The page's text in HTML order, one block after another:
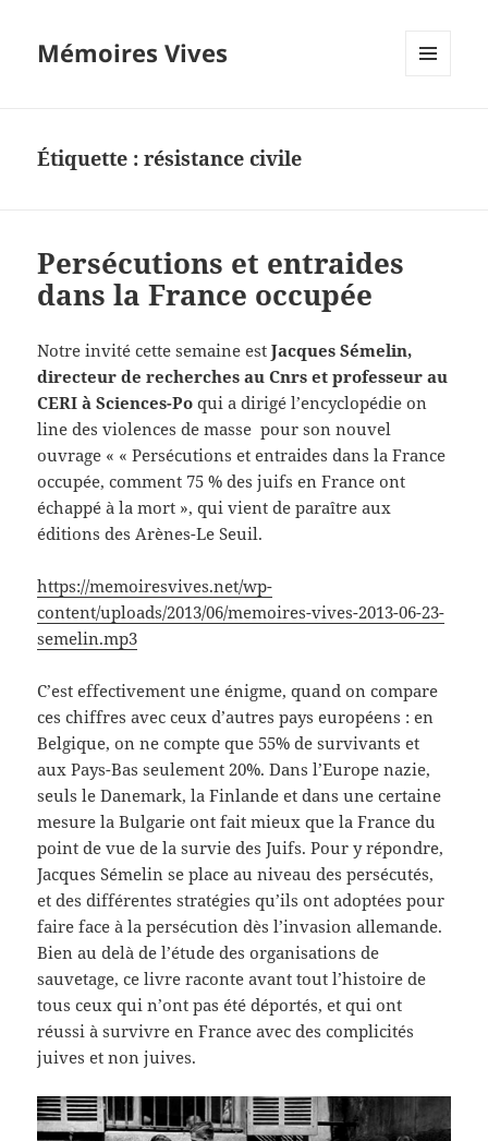
Mémoires Vives
Étiquette :résistance civile
Persécutions et entraides
dans la France occupée
Notre invité cette semaine estJacques Sémelin,
directeur de recherches au Cnrs et professeur au
CERI à Sciences-Po qui a dirigé l’encyclopédie on
line des violences de masse pour son nouvel
ouvrage « « Persécutions et entraides dans la France
occupée, comment 75 % des juifs en France ont
échappé à la mort », qui vient de paraître aux
éditions des Arènes-Le Seuil.
https://memoiresvives.net/wp-
content/uploads/2013/06/memoires-vives-2013-06-23-
semelin.mp3
C’est effectivement une énigme, quand on compare
ces chiffres avec ceux d’autres pays européens : en
Belgique, on ne compte que 55% de survivants et
aux Pays-Bas seulement 20%. Dans l’Europe nazie,
seuls le Danemark, la Finlande et dans une certaine
mesure la Bulgarie ont fait mieux que la France du
point de vue de la survie des Juifs. Pour y répondre,
Jacques Sémelin se place au niveau des persécutés,
et des différentes stratégies qu’ils ont adoptées pour
faire face à la persécution dès l’invasion allemande.
Bien au delà de l’étude des organisations de
sauvetage, ce livre raconte avant tout l’histoire de
tous ceux qui n’ont pas été déportés, et qui ont
réussi à survivre en France avec des complicités
juives et non juives.